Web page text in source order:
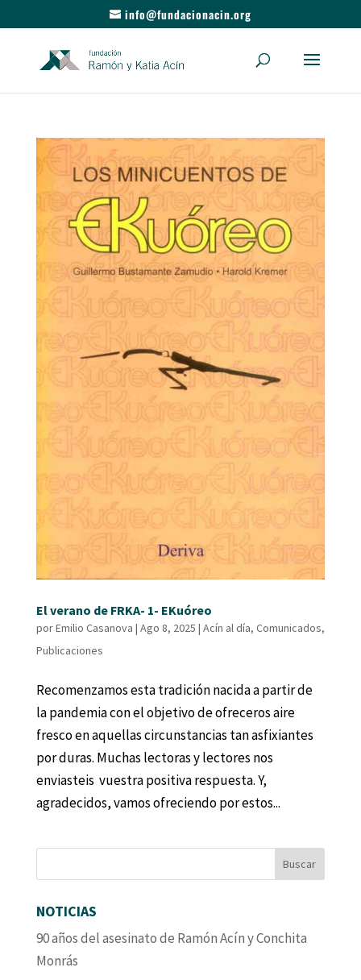
info@fundacionacin.org
El verano de FRKA- 1- EKuóreo
porEmilio Casanova | Ago 8, 2025 | Acín al día, Comunicados,
Publicaciones
Recomenzamos esta tradición nacida a partir de
la pandemia con el objetivo de ofreceros aire
fresco en aquellas circunstancias tan asfixiantes
por duras. Muchas lectoras y lectores nos
enviasteis vuestra positiva respuesta. Y,
agradecidos, vamos ofreciendo por estos...
NOTICIAS
90 años del asesinato de Ramón Acín y Conchita
Monrás